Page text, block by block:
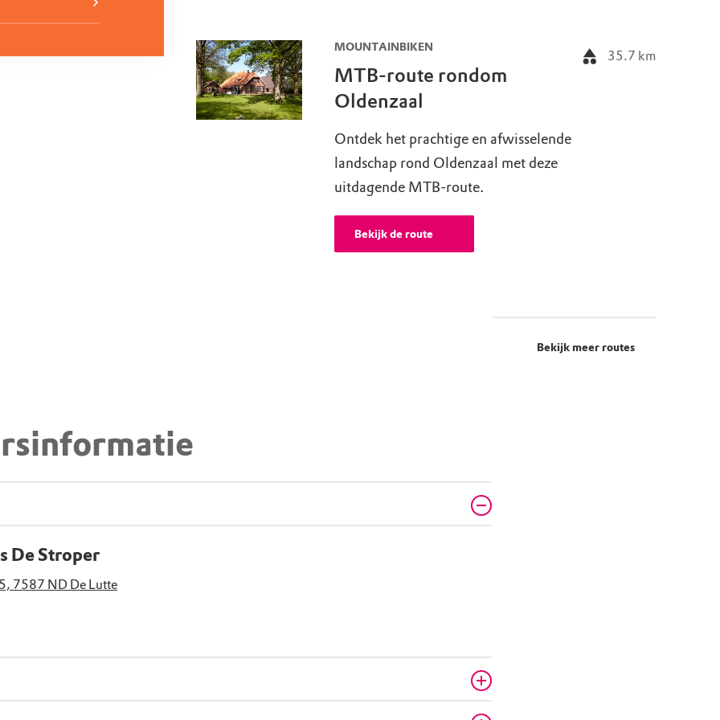
MOUNTAINBIKEN
MTB-route rondom
Oldenzaal
Ontdek het prachtige en afwisselende
landschap rond Oldenzaal met deze
uitdagende MTB-route.
Bekijk de route
35.7 km
Bekijk meer routes
De Stroper
7587 ND De Lutte